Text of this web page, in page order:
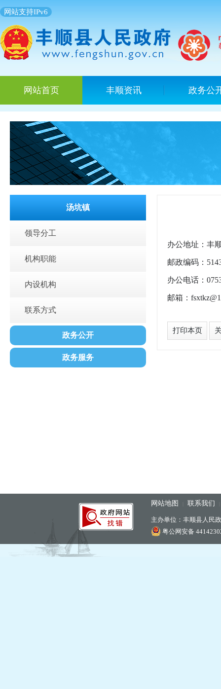
网站支持IPv6
网站首页 丰顺资讯 政务公
汤坑镇
领导分工
机构职能
内设机构
联系方式
政务公开
政务服务
办公地址：丰
邮政编码：
办公电话：
邮箱：
打印本页
网站地图 联系我们
主办单位：丰顺县人民
粤公网安备